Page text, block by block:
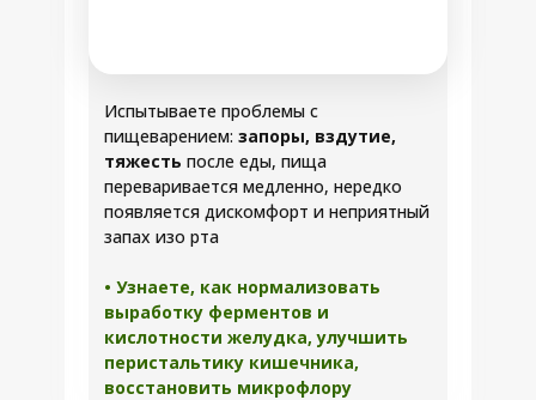
Испытываете проблемы с
пищеварением: запоры, вздутие,
тяжесть после еды, пища
переваривается медленно, нередко
появляется дискомфорт и неприятный
запах изо рта
• Узнаете, как нормализовать
выработку ферментов и
кислотности желудка, улучшить
перистальтику кишечника,
восстановить микрофлору